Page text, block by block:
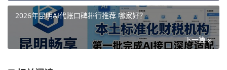
2026年昆明AI代账口碑排行推荐 哪家好？
下一篇 »